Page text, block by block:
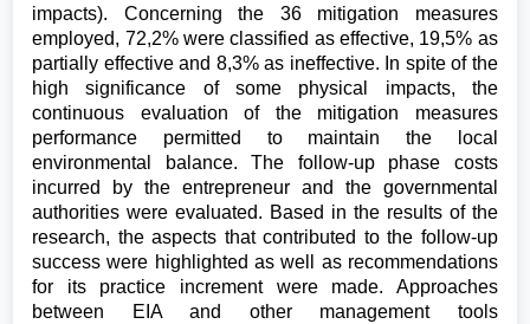
impacts). Concerning the 36 mitigation measures
employed, 72,2% were classified as effective, 19,5% as
partially effective and 8,3% as ineffective. In spite of the
high significance of some physical impacts, the
continuous evaluation of the mitigation measures
performance permitted to maintain the local
environmental balance. The follow-up phase costs
incurred by the entrepreneur and the governmental
authorities were evaluated. Based in the results of the
research, the aspects that contributed to the follow-up
success were highlighted as well as recommendations
for its practice increment were made. Approaches
between EIA and other management tools